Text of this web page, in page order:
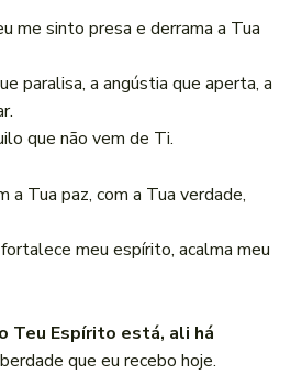
me sinto presa e derrama a Tua
paralisa, a angústia que aperta, a
que não vem de Ti.
a Tua paz, com a Tua verdade,
meu espírito, acalma meu
Teu Espírito está, ali há
que eu recebo hoje.